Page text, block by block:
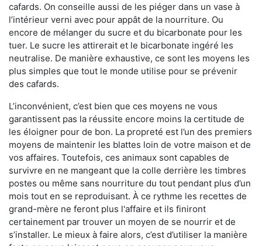
cafards. On conseille aussi de les piéger dans un vase à
l’intérieur verni avec pour appât de la nourriture. Ou
encore de mélanger du sucre et du bicarbonate pour les
tuer. Le sucre les attirerait et le bicarbonate ingéré les
neutralise. De manière exhaustive, ce sont les moyens les
plus simples que tout le monde utilise pour se prévenir
des cafards.
L’inconvénient, c’est bien que ces moyens ne vous
garantissent pas la réussite encore moins la certitude de
les éloigner pour de bon. La propreté est l’un des premiers
moyens de maintenir les blattes loin de votre maison et de
vos affaires. Toutefois, ces animaux sont capables de
survivre en ne mangeant que la colle derrière les timbres
postes ou même sans nourriture du tout pendant plus d’un
mois tout en se reproduisant. À ce rythme les recettes de
grand-mère ne feront plus l'affaire et ils finiront
certainement par trouver un moyen de se nourrir et de
s’installer. Le mieux à faire alors, c’est d’utiliser la manière